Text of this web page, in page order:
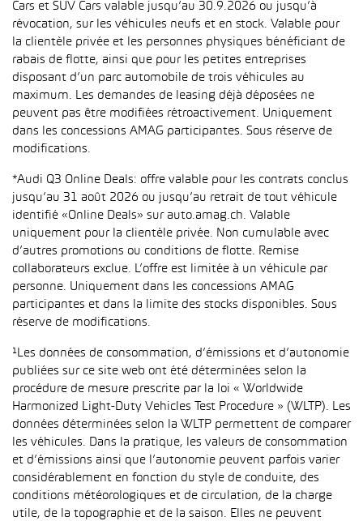
Cars et SUV Cars valable jusqu’au 30.9.2026 ou jusqu’à
révocation, sur les véhicules neufs et en stock. Valable pour
la clientèle privée et les personnes physiques bénéficiant de
rabais de flotte, ainsi que pour les petites entreprises
disposant d’un parc automobile de trois véhicules au
maximum. Les demandes de leasing déjà déposées ne
peuvent pas être modifiées rétroactivement. Uniquement
dans les concessions AMAG participantes. Sous réserve de
modifications.
*Audi Q3 Online Deals: offre valable pour les contrats conclus
jusqu’au 31 août 2026 ou jusqu’au retrait de tout véhicule
identifié «Online Deals» sur auto.amag.ch. Valable
uniquement pour la clientèle privée. Non cumulable avec
d’autres promotions ou conditions de flotte. Remise
collaborateurs exclue. L’offre est limitée à un véhicule par
personne. Uniquement dans les concessions AMAG
participantes et dans la limite des stocks disponibles. Sous
réserve de modifications.
¹Les données de consommation, d’émissions et d’autonomie
publiées sur ce site web ont été déterminées selon la
procédure de mesure prescrite par la loi « Worldwide
Harmonized Light-Duty Vehicles Test Procedure » (WLTP). Les
données déterminées selon la WLTP permettent de comparer
les véhicules. Dans la pratique, les valeurs de consommation
et d’émissions ainsi que l’autonomie peuvent parfois varier
considérablement en fonction du style de conduite, des
conditions météorologiques et de circulation, de la charge
utile, de la topographie et de la saison. Elles ne peuvent